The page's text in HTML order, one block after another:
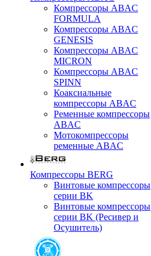
Компрессоры ABAC
FORMULA
Компрессоры ABAC
GENESIS
Компрессоры ABAC
MICRON
Компрессоры ABAC
SPINN
Коаксиальные
компрессоры ABAC
Ременные компрессоры
ABAC
Мотокомпрессоры
ременные ABAC
Компрессоры BERG
Винтовые компрессоры
серии BK
Винтовые компрессоры
серии BK (Ресивер и
Осушитель)